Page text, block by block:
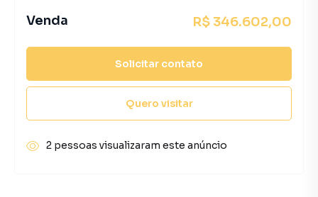
Venda R$ 346.602,00
Solicitar contato
Quero visitar
2 pessoas visualizaram este anúncio